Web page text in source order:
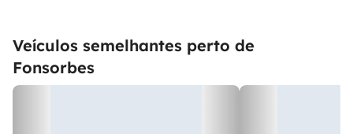
Veículos semelhantes perto de
Fonsorbes